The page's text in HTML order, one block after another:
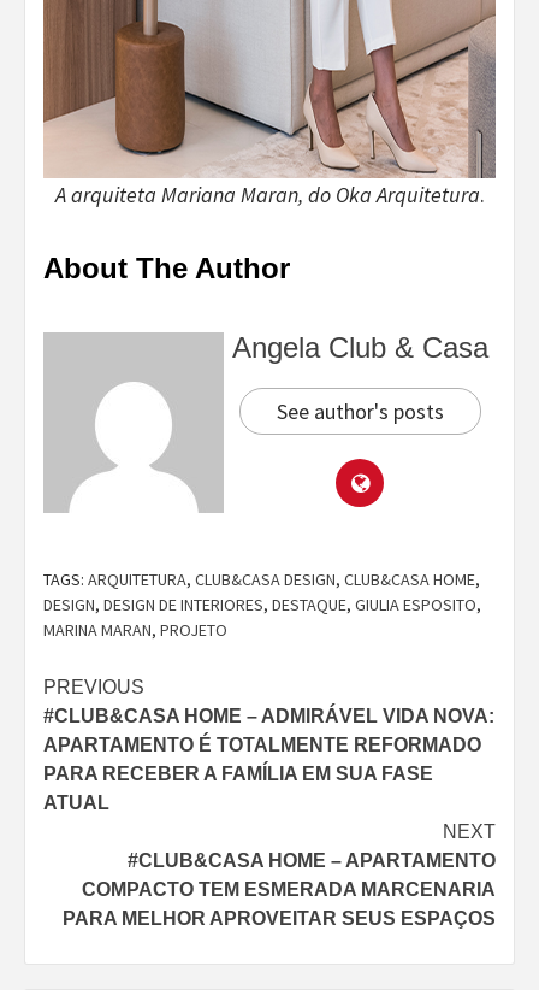
A arquiteta Mariana Maran, do Oka Arquitetura.
About The Author
Angela Club & Casa
See author's posts
TAGS: ARQUITETURA, CLUB&CASA DESIGN, CLUB&CASA HOME,
DESIGN, DESIGN DE INTERIORES, DESTAQUE, GIULIA ESPOSITO,
MARINA MARAN, PROJETO
Continue
Reading
PREVIOUS
#CLUB&CASA HOME – ADMIRÁVEL VIDA NOVA:
APARTAMENTO É TOTALMENTE REFORMADO
PARA RECEBER A FAMÍLIA EM SUA FASE
ATUAL
NEXT
#CLUB&CASA HOME – APARTAMENTO
COMPACTO TEM ESMERADA MARCENARIA
PARA MELHOR APROVEITAR SEUS ESPAÇOS